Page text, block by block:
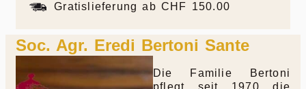
Gratislieferung ab CHF 150.00
Soc. Agr. Eredi Bertoni Sante
Die Familie Bertoni